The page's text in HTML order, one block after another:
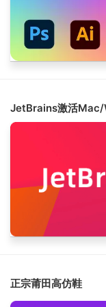
JetBrains激活
正宗莆田高仿鞋